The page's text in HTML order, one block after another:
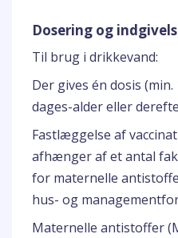
Dosering og
Til brug i drikkevand:
Der gives én dosis (min.
dages-alder eller
Fastlæggelse af
afhænger af et antal
for maternelle
hus- og
Maternelle antistoffer